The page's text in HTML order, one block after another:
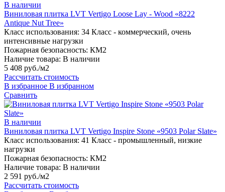
В наличии
Виниловая плитка LVT Vertigo Loose Lay - Wood «8222
Antique Nut Tree»
Класс использования: 34 Класс - коммерческий, очень
интенсивные нагрузки
Пожарная безопасность: КМ2
Наличие товара: В наличии
5 408 руб./м2
Рассчитать стоимость
В избранное В избранном
Сравнить
В наличии
Виниловая плитка LVT Vertigo Inspire Stone «9503 Polar Slate»
Класс использования: 41 Класс - промышленный, низкие
нагрузки
Пожарная безопасность: КМ2
Наличие товара: В наличии
2 591 руб./м2
Рассчитать стоимость